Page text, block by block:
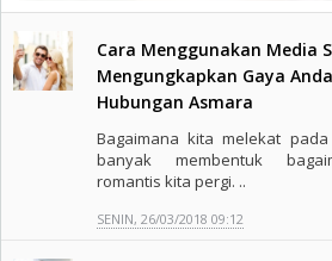
Cara Menggunakan Media
Mengungkapkan Gaya
Hubungan Asmara
Bagaimana kita melekat
banyak membentuk
romantis kita pergi. ..
SENIN, 26/03/2018 09:12